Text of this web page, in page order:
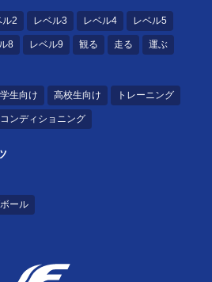
ル2 レベル3 レベル4 レベル5
8 レベル9 観る 走る 運ぶ
生向け 高校生向け トレーニング
コンディショニング
ール